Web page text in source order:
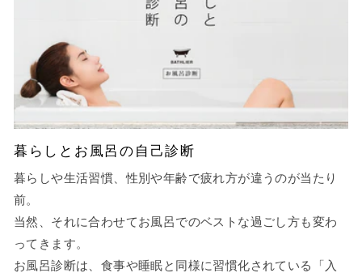
暮らしとお風呂の自己診断
暮らしや生活習慣、性別や年齢で疲れ方が違うのが当たり
前。
当然、それに合わせてお風呂でのベストな過ごし方も変わ
ってきます。
お風呂診断は、食事や睡眠と同様に習慣化されている「入